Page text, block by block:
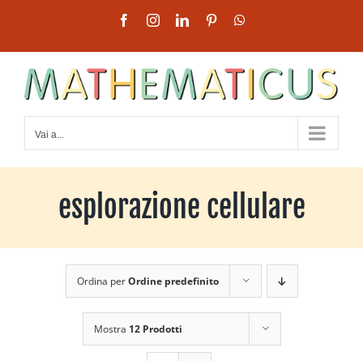
contenuto
FacebookInstagramLinkedInPinterest
Vai a...
esplorazione cellulare
Ordina perOrdine predefinito
Mostra 12 Prodotti